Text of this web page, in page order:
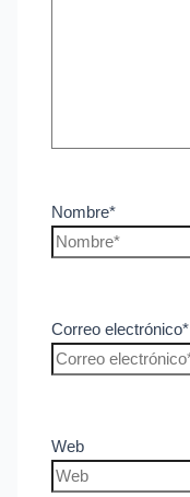
Nombre*
Correo electrónico*
Web